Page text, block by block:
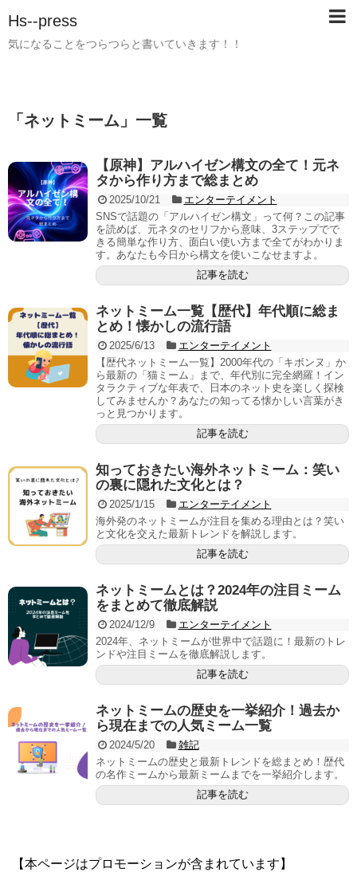
Hs--press
気になることをつらつらと書いていきます！！
「 ネットミーム 」 一覧
【原神】アルハイゼン構文の全て！元ネ
タから作り方まで総まとめ
2025/10/21
エンターテイメント
SNSで話題の「アルハイゼン構文」って何？この記事
を読めば、元ネタのセリフから意味、3ステップでで
きる簡単な作り方、面白い使い方まで全てがわかりま
す。あなたも今日から構文を使いこなせますよ。
記事を読む
ネットミーム一覧【歴代】年代順に総ま
とめ！懐かしの流行語
2025/6/13
エンターテイメント
【歴代ネットミーム一覧】2000年代の「キボンヌ」か
ら最新の「猫ミーム」まで、年代別に完全網羅！イン
タラクティブな年表で、日本のネット史を楽しく探検
してみませんか？あなたの知ってる懐かしい言葉がき
っと見つかります。
記事を読む
知っておきたい海外ネットミーム：笑い
の裏に隠れた文化とは？
2025/1/15
エンターテイメント
海外発のネットミームが注目を集める理由とは？笑い
と文化を交えた最新トレンドを解説します。
記事を読む
ネットミームとは？2024年の注目ミーム
をまとめて徹底解説
2024/12/9
エンターテイメント
2024年、ネットミームが世界中で話題に！最新のトレ
ンドや注目ミームを徹底解説します。
記事を読む
ネットミームの歴史を一挙紹介！過去か
ら現在までの人気ミーム一覧
2024/5/20
雑記
ネットミームの歴史と最新トレンドを総まとめ！歴代
の名作ミームから最新ミームまでを一挙紹介します。
記事を読む
【本ページはプロモーションが含まれています】